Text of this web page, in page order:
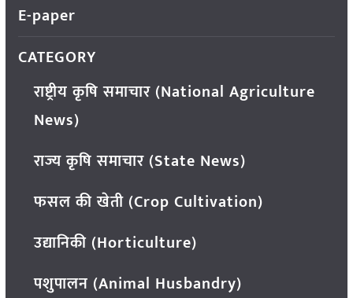
E-paper
CATEGORY
राष्ट्रीय कृषि समाचार (National Agriculture
News)
राज्य कृषि समाचार (State News)
फसल की खेती (Crop Cultivation)
उद्यानिकी (Horticulture)
पशुपालन (Animal Husbandry)